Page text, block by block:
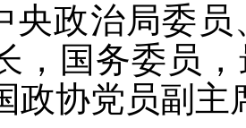
央政治局委
，国务委员
政协党员副主